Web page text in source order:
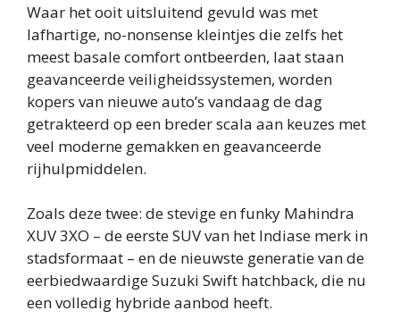
Waar het ooit uitsluitend gevuld was met
lafhartige, no-nonsense kleintjes die zelfs het
meest basale comfort ontbeerden, laat staan ​​
geavanceerde veiligheidssystemen, worden
kopers van nieuwe auto’s vandaag de dag
getrakteerd op een breder scala aan keuzes met
veel moderne gemakken en geavanceerde
rijhulpmiddelen.
Zoals deze twee: de stevige en funky Mahindra
XUV 3XO – de eerste SUV van het Indiase merk in
stadsformaat – en de nieuwste generatie van de
eerbiedwaardige Suzuki Swift hatchback, die nu
een volledig hybride aanbod heeft.